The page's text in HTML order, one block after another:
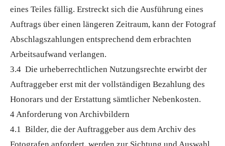
eines Teiles fällig. Erstreckt sich die Ausführung eines
Auftrags über einen längeren Zeitraum, kann der Fotograf
Abschlagszahlungen entsprechend dem erbrachten
Arbeitsaufwand verlangen.
3.4 Die urheberrechtlichen Nutzungsrechte erwirbt der
Auftraggeber erst mit der vollständigen Bezahlung des
Honorars und der Erstattung sämtlicher Nebenkosten.
4 Anforderung von Archivbildern
4.1 Bilder, die der Auftraggeber aus dem Archiv des